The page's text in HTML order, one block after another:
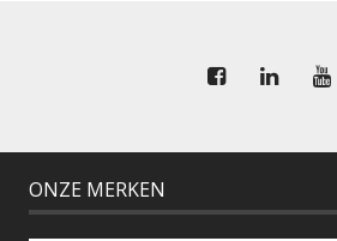
ONZE MERKEN